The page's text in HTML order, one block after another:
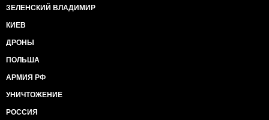
ЗЕЛЕНСКИЙ ВЛАДИМИР
КИЕВ
ДРОНЫ
ПОЛЬША
АРМИЯ РФ
УНИЧТОЖЕНИЕ
РОССИЯ